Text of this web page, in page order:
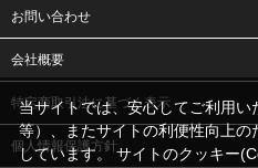
12-安全ベスト
13-誘導灯
お問い合わせ
会社概要
特定商取引法に基づく表示
個人情報保護方針
当サイトでは、安心してご利用
等）、またサイトの利便性向上
しています。 サイトのクッキー